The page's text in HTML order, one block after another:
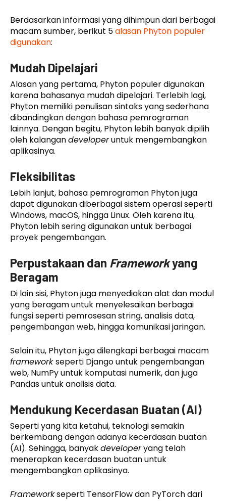
Berdasarkan informasi yang dihimpun dari berbagai
macam sumber, berikut 5alasan Phyton populer
digunakan:
Mudah Dipelajari
Alasan yang pertama, Phyton populer digunakan
karena bahasanya mudah dipelajari. Terlebih lagi,
Phyton memiliki penulisan sintaks yang sederhana
dibandingkan dengan bahasa pemrograman
lainnya. Dengan begitu, Phyton lebih banyak dipilih
oleh kalangandeveloperuntuk mengembangkan
aplikasinya.
Fleksibilitas
Lebih lanjut, bahasa pemrograman Phyton juga
dapat digunakan diberbagai sistem operasi seperti
Windows, macOS, hingga Linux. Oleh karena itu,
Phyton lebih sering digunakan untuk berbagai
proyek pengembangan.
Perpustakaan dan Frameworkyang
Beragam
Di lain sisi, Phyton juga menyediakan alat dan modul
yang beragam untuk menyelesaikan berbagai
fungsi seperti pemrosesan string, analisis data,
pengembangan web, hingga komunikasi jaringan.
Selain itu, Phyton juga dilengkapi berbagai macam
frameworkseperti Django untuk pengembangan
web, NumPy untuk komputasi numerik, dan juga
Pandas untuk analisis data.
Mendukung Kecerdasan Buatan (AI)
Seperti yang kita ketahui, teknologi semakin
berkembang dengan adanya kecerdasan buatan
(AI). Sehingga, banyakdeveloperyang telah
menerapkan kecerdasan buatan untuk
mengembangkan aplikasinya.
Frameworkseperti TensorFlow dan PyTorch dari